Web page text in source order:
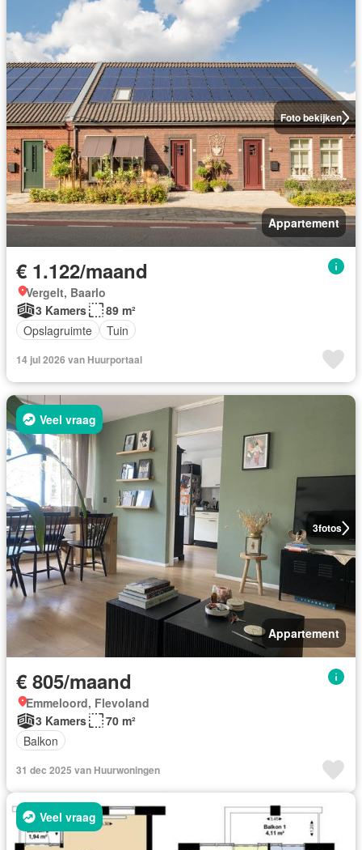
Foto bekijken
Appartement
€ 1.122/maand
Vergelt, Baarlo
3 Kamers
89 m²
Opslagruimte
Tuin
14 jul 2026 van Huurportaal
3fotos
Veel vraag
Appartement
€ 805/maand
Emmeloord, Flevoland
3 Kamers
70 m²
Balkon
31 dec 2025 van Huurwoningen
Veel vraag